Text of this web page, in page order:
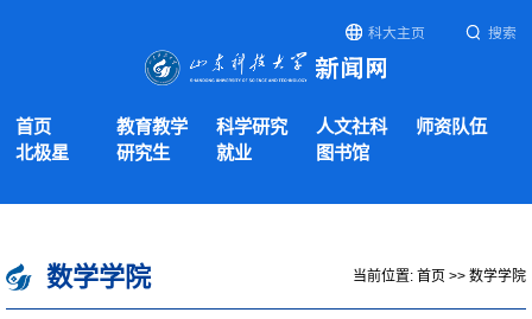
科大主页 搜索
首页 教育教学 科学研究 人文社科
师资队伍
北极星
研究生 就业 图书馆
数学学院 当前位置: 首页 >> 数学学院